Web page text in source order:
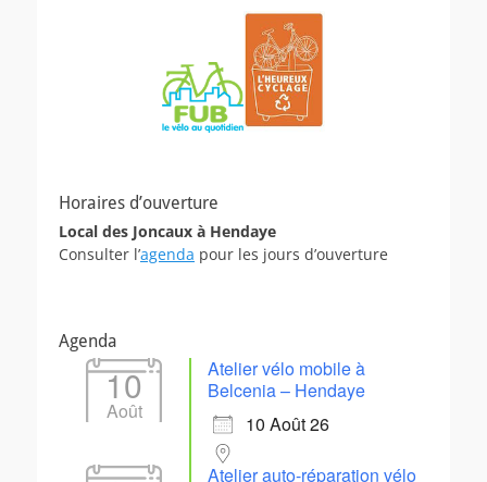
Horaires d’ouverture
Local des Joncaux à Hendaye
Consulter l’agenda pour les jours d’ouverture
Agenda
10
Août
Atelier vélo mobile à
Belcenia – Hendaye
10 Août 26
Atelier auto-réparation vélo